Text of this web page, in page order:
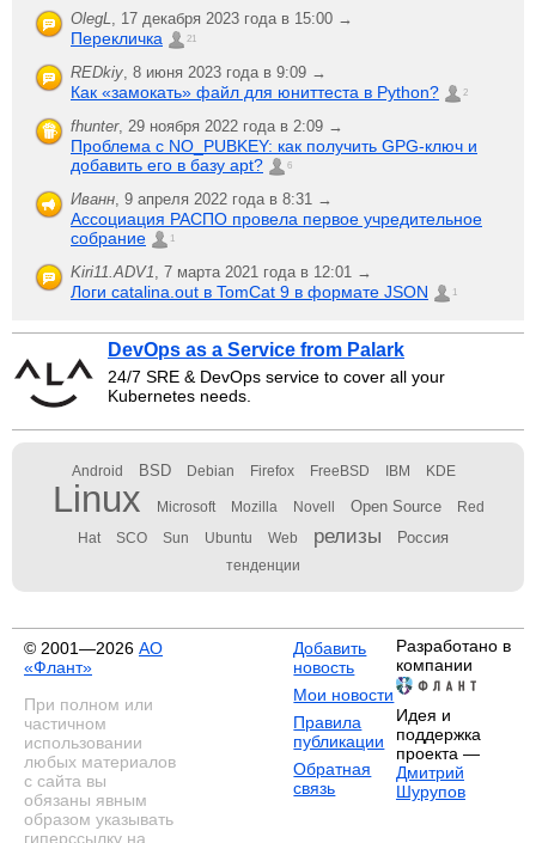
OlegL, 17 декабря 2023 года в 15:00 →
Перекличка 21
REDkiy, 8 июня 2023 года в 9:09 →
Как «замокать» файл для юниттеста в Python? 2
fhunter, 29 ноября 2022 года в 2:09 →
Проблема с NO_PUBKEY: как получить GPG-ключ и
добавить его в базу apt?
6
Иванн, 9 апреля 2022 года в 8:31 →
Ассоциация РАСПО провела первое учредительное
собрание
1
Kiri11.ADV1, 7 марта 2021 года в 12:01 →
Логи catalina.out в TomCat 9 в формате JSON 1
DevOps as a Service from Palark
24/7 SRE & DevOps service to cover all your
Kubernetes needs.
Android BSD Debian Firefox FreeBSD IBM KDE
Linux Microsoft Mozilla Novell Open Source Red
Hat SCO Sun Ubuntu Web релизы Россия
тенденции
© 2001—2026 АО
«Флант»
При полном или
частичном
использовании
любых материалов
с сайта вы
обязаны явным
образом указывать
гиперссылку на
Добавить
новость
Мои новости
Правила
публикации
Обратная
связь
Разработано в
компании
Идея и
поддержка
проекта —
Дмитрий
Шурупов